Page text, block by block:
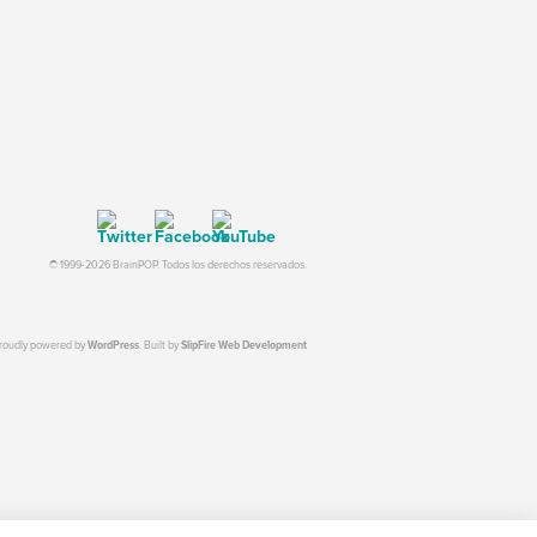
© 1999-2026 BrainPOP. Todos los derechos reservados.
powered byWordPress. Built bySlipFire Web Development